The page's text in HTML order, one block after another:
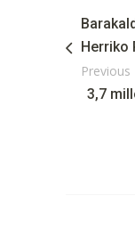
Herriko
Previous
3,7